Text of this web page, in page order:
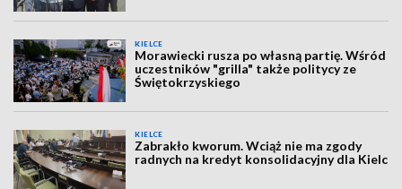
KIELCE
Morawiecki rusza po własną partię. Wśród
uczestników "grilla" także politycy ze
Świętokrzyskiego
KIELCE
Zabrakło kworum. Wciąż nie ma zgody
radnych na kredyt konsolidacyjny dla Kielc